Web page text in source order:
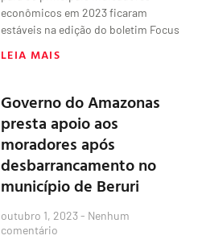
econômicos em 2023 ficaram
estáveis na edição do boletim Focus
LEIA MAIS
Governo do Amazonas
presta apoio aos
moradores após
desbarrancamento no
município de Beruri
outubro 1, 2023 Nenhum
comentário